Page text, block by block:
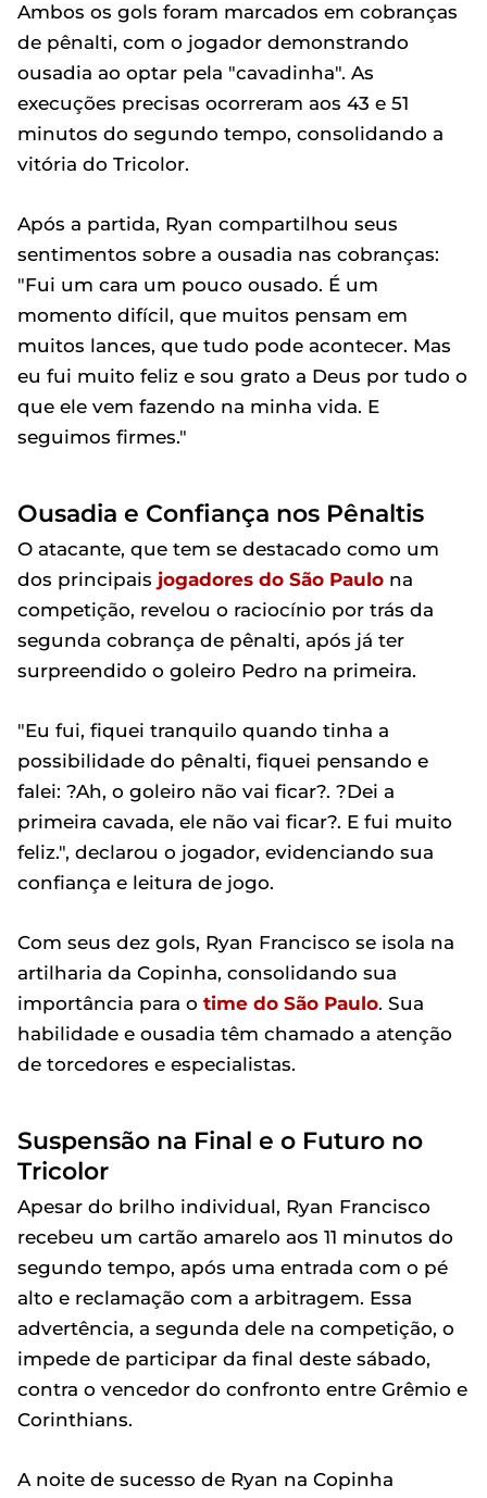
Ambos os gols foram marcados em cobranças
de pênalti, com o jogador demonstrando
ousadia ao optar pela "cavadinha". As
execuções precisas ocorreram aos 43 e 51
minutos do segundo tempo, consolidando a
vitória do Tricolor.
Após a partida, Ryan compartilhou seus
sentimentos sobre a ousadia nas cobranças:
"Fui um cara um pouco ousado. É um
momento difícil, que muitos pensam em
muitos lances, que tudo pode acontecer. Mas
eu fui muito feliz e sou grato a Deus por tudo o
que ele vem fazendo na minha vida. E
seguimos firmes."
Ousadia e Confiança nos Pênaltis
O atacante, que tem se destacado como um
dos principais jogadores do São Paulo na
competição, revelou o raciocínio por trás da
segunda cobrança de pênalti, após já ter
surpreendido o goleiro Pedro na primeira.
"Eu fui, fiquei tranquilo quando tinha a
possibilidade do pênalti, fiquei pensando e
falei: ?Ah, o goleiro não vai ficar?. ?Dei a
primeira cavada, ele não vai ficar?. E fui muito
feliz.", declarou o jogador, evidenciando sua
confiança e leitura de jogo.
Com seus dez gols, Ryan Francisco se isola na
artilharia da Copinha, consolidando sua
importância para o time do São Paulo. Sua
habilidade e ousadia têm chamado a atenção
de torcedores e especialistas.
Suspensão na Final e o Futuro no
Tricolor
Apesar do brilho individual, Ryan Francisco
recebeu um cartão amarelo aos 11 minutos do
segundo tempo, após uma entrada com o pé
alto e reclamação com a arbitragem. Essa
advertência, a segunda dele na competição, o
impede de participar da final deste sábado,
contra o vencedor do confronto entre Grêmio e
Corinthians.
A noite de sucesso de Ryan na Copinha